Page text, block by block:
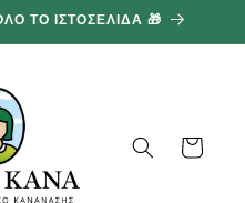
ΤΟ ΙΣΤΟΣΕΛΙΔΑ 🎁
Καλάθι